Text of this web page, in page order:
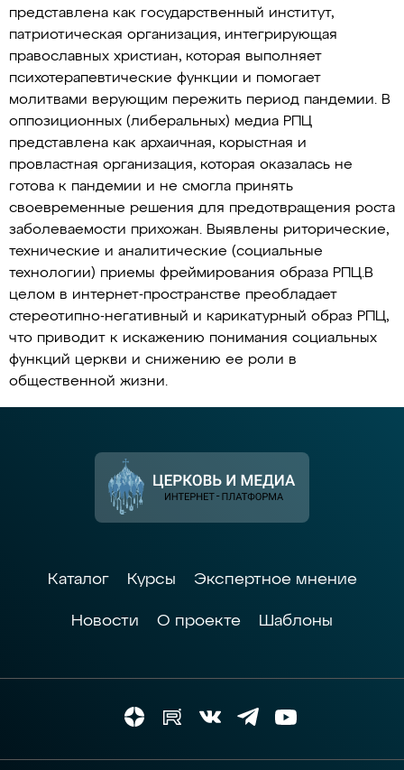
представлена как государственный институт,
патриотическая организация, интегрирующая
православных христиан, которая выполняет
психотерапевтические функции и помогает
молитвами верующим пережить период пандемии. В
оппозиционных (либеральных) медиа РПЦ
представлена как архаичная, корыстная и
провластная организация, которая оказалась не
готова к пандемии и не смогла принять
своевременные решения для предотвращения роста
заболеваемости прихожан. Выявлены риторические,
технические и аналитические (социальные
технологии) приемы фреймирования образа РПЦ.В
целом в интернет-пространстве преобладает
стереотипно-негативный и карикатурный образ РПЦ,
что приводит к искажению понимания социальных
функций церкви и снижению ее роли в
общественной жизни.
Каталог Курсы Экспертное мнение
Новости О проекте Шаблоны